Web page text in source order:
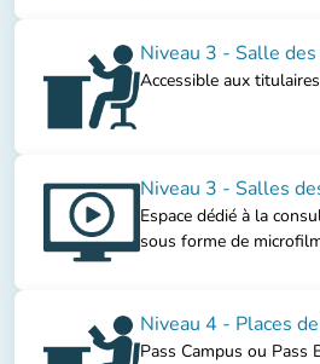
Niveau 3 - Salle
Accessible aux
Niveau 3 - Salles
Espace dédié à la
sous forme de
Niveau 4 - Places
Pass Campus ou Pass